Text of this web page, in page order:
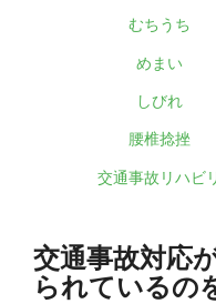
むちうち
めまい
しびれ
腰椎捻挫
交通事故リハビ
交通事故対応
られているの